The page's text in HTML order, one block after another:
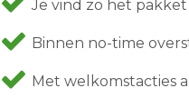
Je vind zo het
Binnen no-time
Met welkomstacties